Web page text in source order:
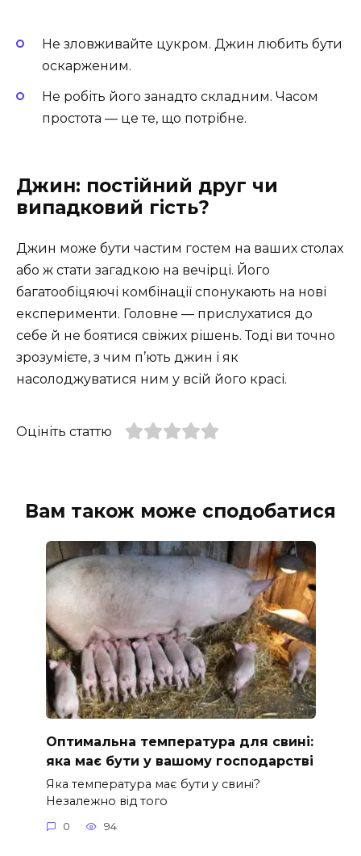
Не зловживайте цукром. Джин любить бути
оскарженим.
Не робіть його занадто складним. Часом
простота — це те, що потрібне.
Джин: постійний друг чи
випадковий гість?
Джин може бути частим гостем на ваших столах
або ж стати загадкою на вечірці. Його
багатообіцяючі комбінації спонукають на нові
експерименти. Головне — прислухатися до
себе й не боятися свіжих рішень. Тоді ви точно
зрозумієте, з чим п’ють джин і як
насолоджуватися ним у всій його красі.
Оцініть статтю
Вам також може сподобатися
Оптимальна температура для свині:
яка має бути у вашому господарстві
Яка температура має бути у свині?
Незалежно від того
0 94